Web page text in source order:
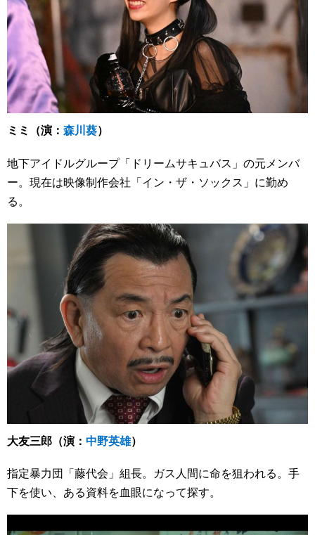
ミミ（演： 森川葵）
地下アイドルグループ「ドリームサキュバス」の元メンバ
ー。現在は映像制作会社「イン・ザ・ソックス」に勤め
る。
大友三郎（演： 中野英雄）
指定暴力団「藤代会」組長。ガス人間に命を狙われる。手
下を使い、ある資料を血眼になって探す。